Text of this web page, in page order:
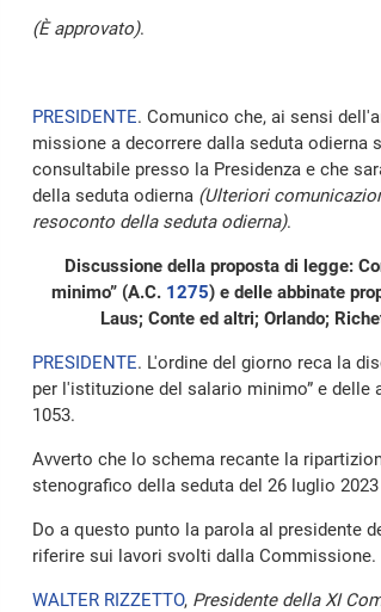
(È approvato).
PRESIDENTE. Comunico che, ai sensi
missione a decorrere dalla seduta
consultabile presso la Presidenza e che
della seduta odierna (Ulteriori
resoconto della seduta odierna).
Discussione della proposta di legge:
minimo” (A.C. 1275​) e delle abbinate
Laus; Conte ed altri; Orlando;
PRESIDENTE. L'ordine del giorno reca la
per l'istituzione del salario minimo” e delle
1053.
Avverto che lo schema recante la
stenografico della seduta del 26 luglio 2023
Do a questo punto la parola al presidente
riferire sui lavori svolti dalla Commissione.
WALTER RIZZETTO, Presidente della XI